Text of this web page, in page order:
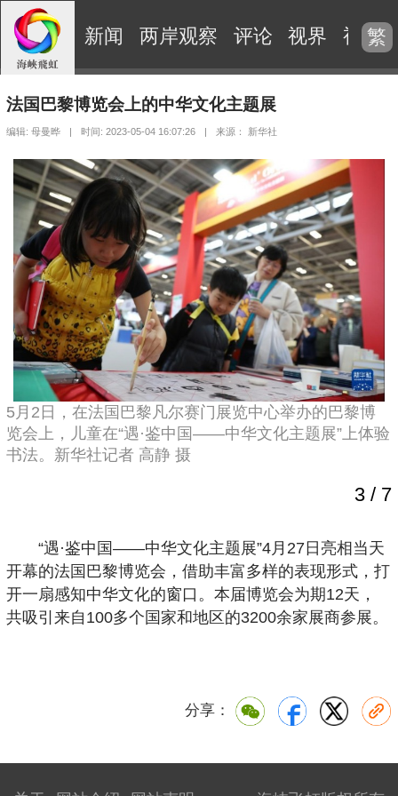
新闻 两岸观察 评论 视界 视频
繁
法国巴黎博览会上的中华文化主题展
编辑: 母曼晔 | 时间: 2023-05-04 16:07:26 | 来源： 新华社
5月2日，在法国巴黎凡尔赛门展览中心举办的巴黎博
览会上，儿童在“遇·鉴中国——中华文化主题展”上体验
书法。新华社记者 高静 摄
3/ 7
“遇·鉴中国——中华文化主题展”4月27日亮相当天
开幕的法国巴黎博览会，借助丰富多样的表现形式，打
开一扇感知中华文化的窗口。本届博览会为期12天，
共吸引来自100多个国家和地区的3200余家展商参展。
分享：